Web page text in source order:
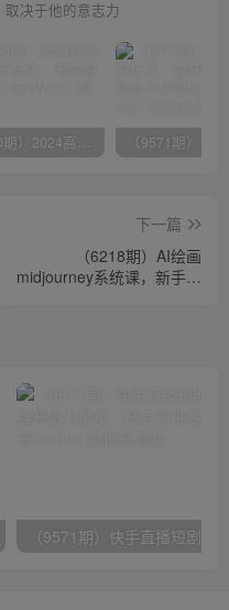
决于他的意志力
（10150期）2024高考项目野路子玩法，无限裂变，最高一天1W＋！
下一篇
（6218期）AI绘画
midjourney系统课，新手从